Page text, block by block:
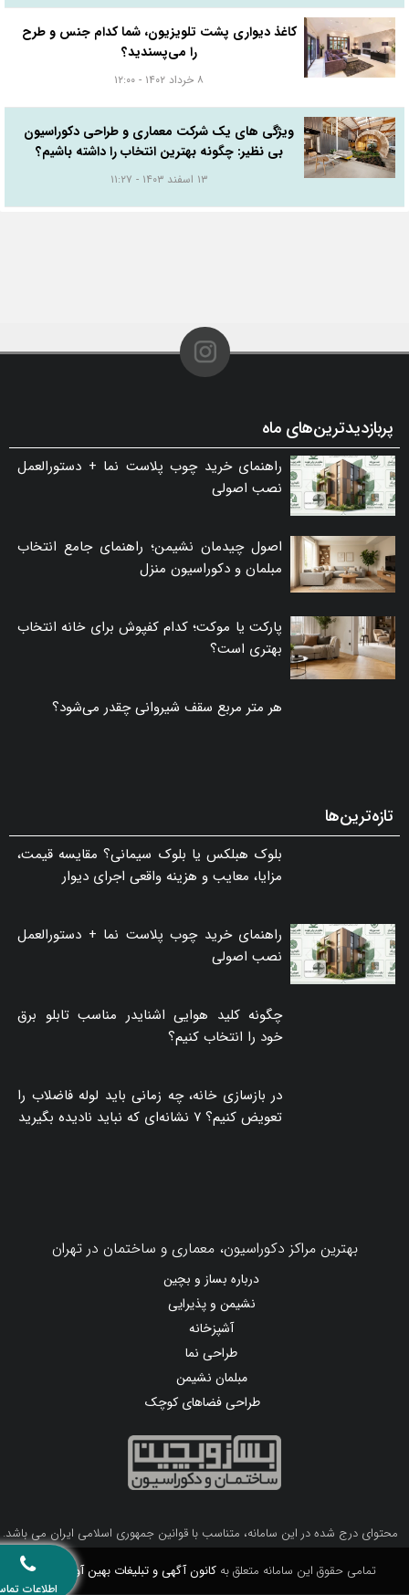
کاغذ دیواری پشت تلویزیون، شما کدام جنس و طرح
را می‌پسندید؟
ویژگی های یک شرکت معماری و طراحی دکوراسیون
بی نظیر: چگونه بهترین انتخاب را داشته باشیم؟
۱۳ اسفند ۱۴۰۳ - ۱۱:۲۷
اطلاعات تماس
پربازدیدترین‌های ماه
راهنمای خرید چوب پلاست نما + دستورالعمل
نصب اصولی
اصول چیدمان نشیمن؛ راهنمای جامع انتخاب
مبلمان و دکوراسیون منزل
پارکت یا موکت؛ کدام کفپوش برای خانه انتخاب
بهتری است؟
هر متر مربع سقف شیروانی چقدر می‌شود؟
تازه‌ترین‌ها
بلوک هبلکس یا بلوک سیمانی؟ مقایسه قیمت،
مزایا، معایب و هزینه واقعی اجرای دیوار
راهنمای خرید چوب پلاست نما + دستورالعمل
نصب اصولی
چگونه کلید هوایی اشنایدر مناسب تابلو برق
خود را انتخاب کنیم؟
در بازسازی خانه، چه زمانی باید لوله فاضلاب را
تعویض کنیم؟ ۷ نشانه‌ای که نباید نادیده بگیرید
بهترین مراکز دکوراسیون، معماری و ساختمان در تهران
درباره بساز و بچین
نشیمن و پذیرایی
آشپزخانه
طراحی نما
مبلمان نشیمن
طراحی فضاهای کوچک
محتوای درج شده در این سامانه، متناسب با قوانین جمهوری اسلامی ایران می باشد.
تمامی حقوق این سامانه متعلق بهکانون آگهی و تبلیغات بهین آوامی باشد.